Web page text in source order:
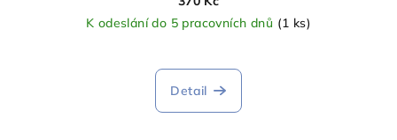
K odeslání do 5 pracovních dnů (1 ks)
Detail